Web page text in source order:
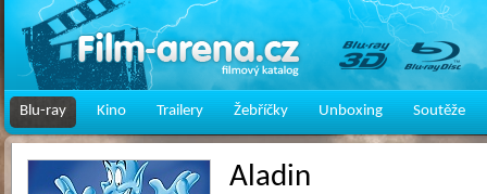
Blu-ray Kino Trailery Žebříčky Unboxing Soutěže
Aladin